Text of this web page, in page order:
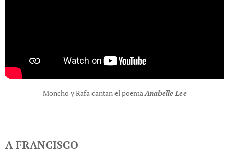
Moncho y Rafa cantan el poemaAnabelle Lee
A FRANCISCO